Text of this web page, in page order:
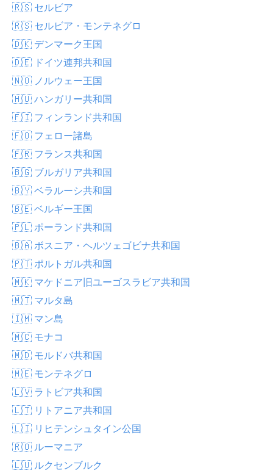
🇷🇸 セルビア
🇷🇸 セルビア・モンテネグロ
🇩🇰 デンマーク王国
🇩🇪 ドイツ連邦共和国
🇳🇴 ノルウェー王国
🇭🇺 ハンガリー共和国
🇫🇮 フィンランド共和国
🇫🇴 フェロー諸島
🇫🇷 フランス共和国
🇧🇬 ブルガリア共和国
🇧🇾 ベラルーシ共和国
🇧🇪 ベルギー王国
🇵🇱 ポーランド共和国
🇧🇦 ボスニア・ヘルツェゴビナ共和国
🇵🇹 ポルトガル共和国
🇲🇰 マケドニア旧ユーゴスラビア共和国
🇲🇹 マルタ島
🇮🇲 マン島
🇲🇨 モナコ
🇲🇩 モルドバ共和国
🇲🇪 モンテネグロ
🇱🇻 ラトビア共和国
🇱🇹 リトアニア共和国
🇱🇮 リヒテンシュタイン公国
🇷🇴 ルーマニア
🇱🇺 ルクセンブルク